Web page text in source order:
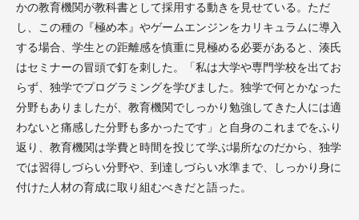
かの教育機関が教科書として採用する動きを見せている。ただ
し、この種の『極め本』やゲームエンジンをカリキュラムに導入
する場合、学生との距離感を慎重に見極める必要があると、湊氏
はセミナーの冒頭で釘を刺した。「私は大学や専門学校を出てお
らず、独学でプログラミングを学びました。独学で何とかなった
分野もありましたが、教育機関でしっかり勉強してきた人には適
わないと痛感した分野も多かったです」と自身のこれまでをふり
返り、教育機関は学費と時間を投じて学ぶ場所なのだから、独学
では習得しづらい分野や、到達しづらい水準まで、しっかり身に
付けた人材の育成に取り組むべきだと語った。